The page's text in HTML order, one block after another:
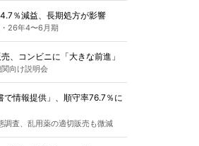
％減益、長期処方が影響
26年4〜6月期
、コンビニに「大きな前進」
向け説明会
で情報提供」、順守率76.7％に
調査、乱用薬の適切販売も微減